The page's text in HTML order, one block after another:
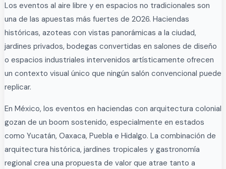
Los eventos al aire libre y en espacios no tradicionales son
una de las apuestas más fuertes de 2026. Haciendas
históricas, azoteas con vistas panorámicas a la ciudad,
jardines privados, bodegas convertidas en salones de diseño
o espacios industriales intervenidos artísticamente ofrecen
un contexto visual único que ningún salón convencional puede
replicar.
En México, los eventos en haciendas con arquitectura colonial
gozan de un boom sostenido, especialmente en estados
como Yucatán, Oaxaca, Puebla e Hidalgo. La combinación de
arquitectura histórica, jardines tropicales y gastronomía
regional crea una propuesta de valor que atrae tanto a